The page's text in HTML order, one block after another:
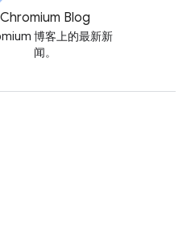
Chromium Blog
博客上的最新新
闻。